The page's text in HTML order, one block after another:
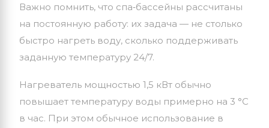
Важно помнить, что спа‑бассейны рассчитаны
на постоянную работу: их задача — не столько
быстро нагреть воду, сколько поддерживать
заданную температуру 24/7.
Нагреватель мощностью 1,5 кВт обычно
повышает температуру воды примерно на 3 °C
в час. При этом обычное использование в